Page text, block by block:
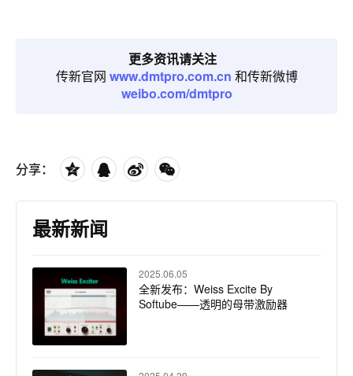
更多资讯请关注
传新官网 www.dmtpro.com.cn 和传新微博
weibo.com/dmtpro
分享：
最新新闻
2025.06.05
全新发布：Weiss Excite By
Softube——透明的母带激励器